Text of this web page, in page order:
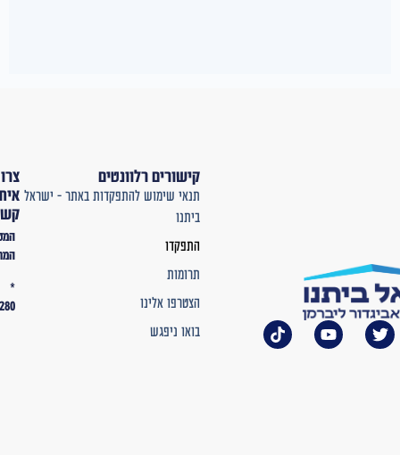
קישורים רלוונטים
תנאי שימוש להתפקדות באתר – ישראל
ביתנו
התפקדו
תרומות
הצטרפו אלינו
בואו ניפגש
צרו
איתנו
קשר
המטה
המרכזי
2280